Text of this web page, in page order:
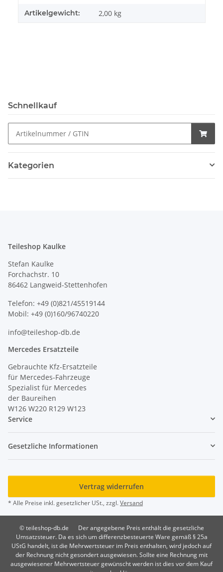
Artikelgewicht: 2,00 kg
Schnellkauf
Kategorien
Teileshop Kaulke
Stefan Kaulke
Forchachstr. 10
86462 Langweid-Stettenhofen
Telefon: +49 (0)821/45519144
Mobil: +49 (0)160/96740220
info@teileshop-db.de
Mercedes Ersatzteile
Gebrauchte Kfz-Ersatzteile
für Mercedes-Fahrzeuge
Spezialist für Mercedes
der Baureihen
W126 W220 R129 W123
Service
Gesetzliche Informationen
Vertrag widerrufen
* Alle Preise inkl. gesetzlicher USt., zzgl.Versand
© teileshop-db.de
Der angegebene Preis enthält die gesetzliche
Umsatzsteuer. Da es sich um differenzbesteuerte Ware gemäß § 25a
UStG handelt, ist die Mehrwertsteuer im Preis enthalten, wird jedoch auf
der Rechnung nicht gesondert ausgewiesen. Sollte eine Rechnung mit
ausgewiesener Mehrwertsteuer gewünscht werden ist dies vor dem Kauf